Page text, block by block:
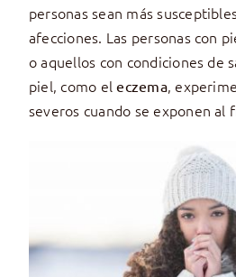
personas sean más
afecciones. Las personas con
o aquellos con condiciones de
piel, como eleczema,
severos cuando se exponen al